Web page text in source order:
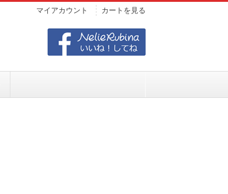
マイアカウント カートを見る